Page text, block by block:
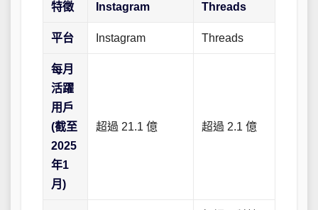
特徵 Instagram Threads
平台 Instagram Threads
每月
活躍
用戶
(截至
2025
年1
月)
超過 21.1 億 超過 2.1 億